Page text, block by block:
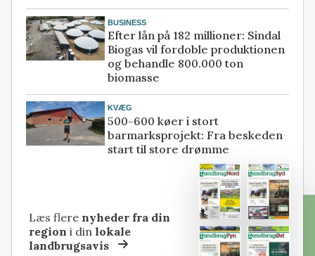
BUSINESS
Efter lån på 182 millioner: Sindal
Biogas vil fordoble produktionen
og behandle 800.000 ton
biomasse
KVÆG
500-600 køer i stort
barmarksprojekt: Fra beskeden
start til store drømme
Læs flere nyheder fra din
region i dinlokale
landbrugsavis